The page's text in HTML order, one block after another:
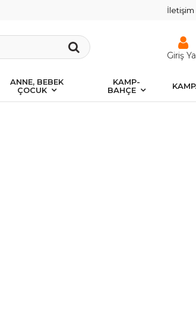
İletişim
Giriş
ANNE, BEBEK
ÇOCUK
KAMP-
BAHÇE